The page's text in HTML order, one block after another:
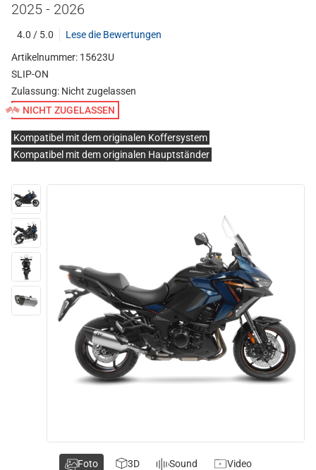
2025 - 2026
4.0 / 5.0
Lese die Bewertungen
Artikelnummer: 15623U
SLIP-ON
Zulassung: Nicht zugelassen
NICHT ZUGELASSEN
Kompatibel mit dem originalen Koffersystem
Kompatibel mit dem originalen Hauptständer
Foto 3D Sound Video